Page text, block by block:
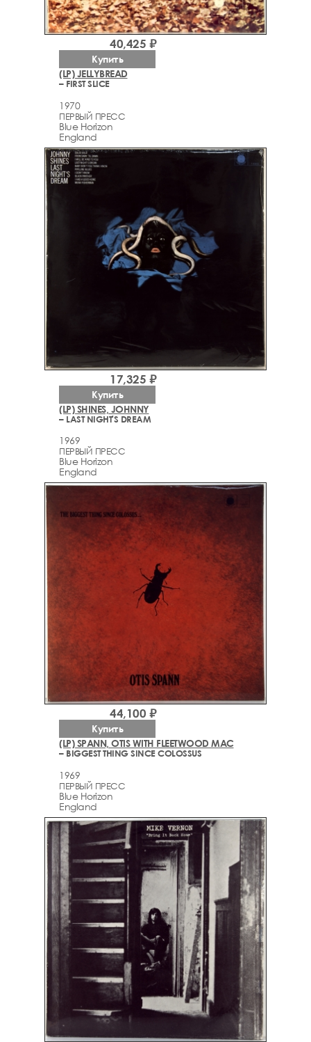
(LP) JELLYBREAD
– FIRST SLICE
1970
ПЕРВЫЙ ПРЕСС
Blue Horizon
England
40,425 ₽
Купить
(LP) SHINES, JOHNNY
– LAST NIGHT'S DREAM
1969
ПЕРВЫЙ ПРЕСС
Blue Horizon
England
17,325 ₽
Купить
(LP) SPANN, OTIS WITH FLEETWOOD MAC
– BIGGEST THING SINCE COLOSSUS
1969
ПЕРВЫЙ ПРЕСС
Blue Horizon
England
44,100 ₽
Купить